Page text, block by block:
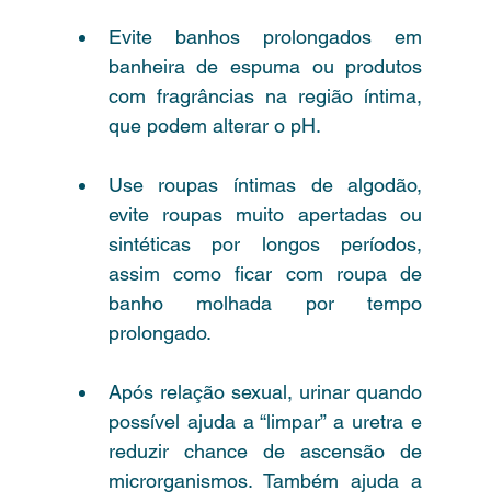
Evite banhos prolongados em
banheira de espuma ou produtos
com fragrâncias na região íntima,
que podem alterar o pH.
Use roupas íntimas de algodão,
evite roupas muito apertadas ou
sintéticas por longos períodos,
assim como ficar com roupa de
banho molhada por tempo
prolongado.
Após relação sexual, urinar quando
possível ajuda a “limpar” a uretra e
reduzir chance de ascensão de
microrganismos. Também ajuda a